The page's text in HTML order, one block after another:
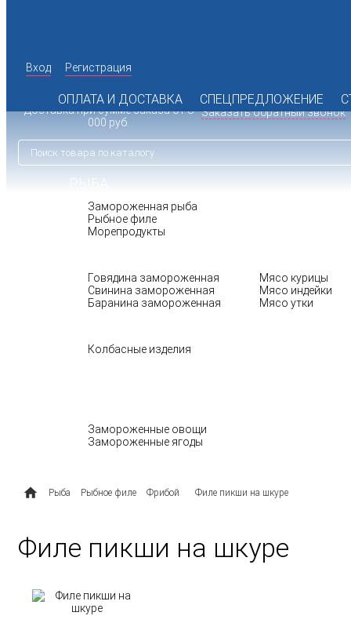
Вход Регистрация
ОПЛАТА И ДОСТАВКА СПЕЦПРЕДЛОЖЕНИЕ
+7 (925) 072 77 74
Заказать обратный звонок
10:00 до 17:00
Доставка при сумме заказа от 8
000 руб.
РЫБА
Замороженная рыба
Рыбное филе
Морепродукты
Говядина замороженная
Свинина замороженная
Баранина замороженная
Мясо курицы
Мясо индейки
Мясо утки
Колбасные изделия
Замороженные овощи
Замороженные ягоды
Рыба Рыбное филе Фрибой Филе пикши на шкуре
Филе пикши на шкуре